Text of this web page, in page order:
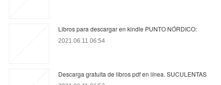
Libros para descargar en kindle PUNTO NÓRDICO:
2021.06.11 06:54
Descarga gratuita de libros pdf en línea. SUCULENTAS